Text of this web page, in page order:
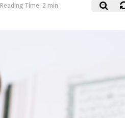
Reading Time: 2 min